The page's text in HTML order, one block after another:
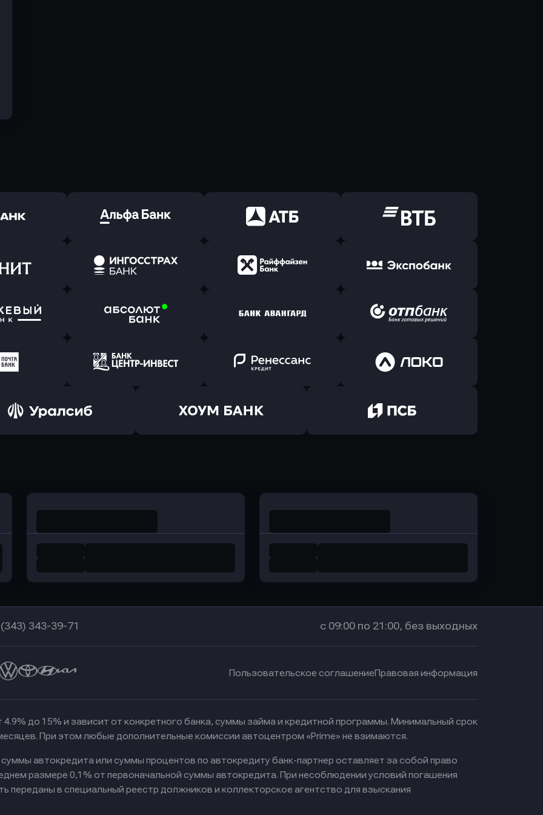
заявку
Оправить заявку
в Альфа-Банк
Оправить заявку
в АТБ Банк
в ВТБ
заявку
Банк
Оправить заявку
в Ингосстрах Банк
в Райффайзен Банк
Оправить заявку
в Экспобанк
заявку
Оправить заявку
в Абсолют Банк
Оправить заявку
в Банк Авангард
Оправить заявку
в ОТП БАНК
заявку
Банк
Оправить заявку
Оправить заявку
в Ренессанс Банк
Оправить заявку
в Локо-Банк
343-39-71 с 09:00 по 21:00, без выходных
Пользовательское соглашениеПравовая информация
4.9% до 15% и зависит от конкретного банка, суммы займа и кредитной программы. Минимальный срок
При этом любые дополнительные комиссии автоцентром «Prime» не взимаются.
автокредита или суммы процентов по автокредиту банк-партнер оставляет за собой право
размере 0,1% от первоначальной суммы автокредита. При несоблюдении условий погашения
переданы в специальный реестр должников и коллекторское агентство для взыскания